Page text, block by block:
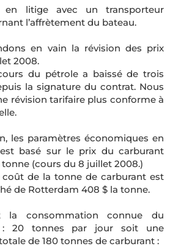
en litige avec un transporteur
l’affrètement du bateau.
en vain la révision des prix
2008.
du pétrole a baissé de trois
la signature du contrat. Nous
révision tarifaire plus conforme à
les paramètres économiques en
basé sur le prix du carburant
tonne (cours du 8 juillet 2008.)
de la tonne de carburant est
de Rotterdam 408 $ la tonne.
la consommation connue du
: 20 tonnes par jour soit une
de 180 tonnes de carburant :